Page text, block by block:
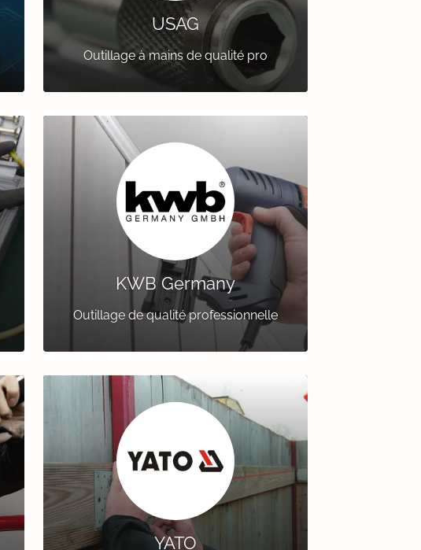
USAG
Outillage à mains de qualité pro
KWB Germany
Outillage de qualité professionnelle
YATO